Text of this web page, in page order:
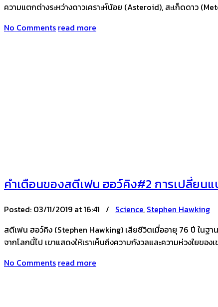
ความแตกต่างระหว่างดาวเคราะห์น้อย (Asteroid), สะเก็ดดาว
No Comments read more
คำเตือนของสตีเฟน ฮอว์คิง#2 การเปลี่ยน
Posted: 03/11/2019 at 16:41 / Science, Stephen Hawking
สตีเฟน ฮอว์คิง (Stephen Hawking) เสียชีวิตเมื่ออายุ 76 ปี ใน
จากโลกนี้ไป เขาแสดงให้เราเห็นถึงความกังวลและความห่วงใยข
No Comments read more